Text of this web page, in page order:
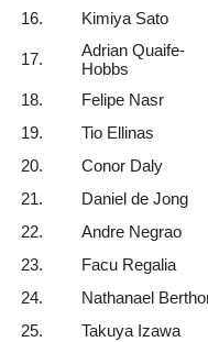
16.
Kimiya Sato
17.
Adrian Quaife-
Hobbs
18. Felipe Nasr
19.
Tio Ellinas
20.
Conor Daly
21.
Daniel de Jong
22.
Andre Negrao
23.
Facu Regalia
24.
Nathanael
25.
Takuya Izawa